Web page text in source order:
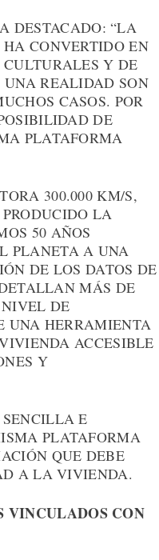
DESTACADO: “LA
CONVERTIDO EN
Y DE
UNA REALIDAD SON
CASOS. POR
DE
PLATAFORMA
300.000 KM/S,
LA
50 AÑOS
PLANETA A UNA
DE LOS DATOS DE
MÁS DE
NIVEL DE
UNA HERRAMIENTA
ACCESIBLE
Y
E
PLATAFORMA
QUE DEBE
A LA VIVIENDA.
VINCULADOS CON